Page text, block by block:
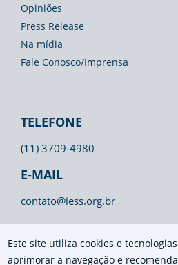
Este site utiliza cookies e
aprimorar a navegação e
Opiniões
Press Release
Na mídia
Fale Conosco/Imprensa
TELEFONE
(11) 3709-4980
E-MAIL
contato@iess.org.br